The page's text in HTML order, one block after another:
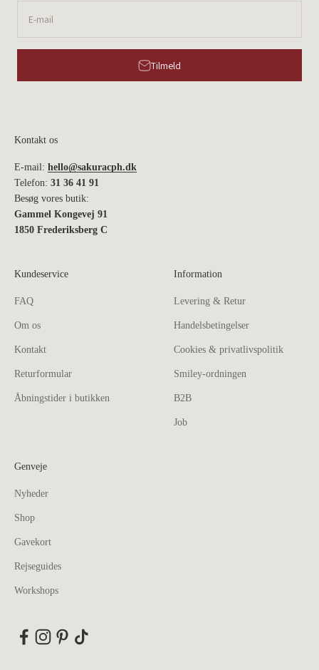
E-mail
Tilmeld
Kontakt os
E-mail: hello@sakuracph.dk
Telefon: 31 36 41 91
Besøg vores butik:
Gammel Kongevej 91
1850 Frederiksberg C
Kundeservice
FAQ
Om os
Kontakt
Returformular
Åbningstider i butikken
Information
Levering & Retur
Handelsbetingelser
Cookies & privatlivspolitik
Smiley-ordningen
B2B
Job
Genveje
Nyheder
Shop
Gavekort
Rejseguides
Workshops